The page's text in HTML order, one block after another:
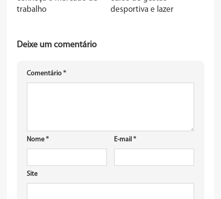
trabalho
desportiva e lazer
Deixe um comentário
Comentário *
Nome * E-mail *
Site